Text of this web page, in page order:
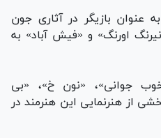
بازیگر در آثاری جون
اورنگ» و «فیش آباد» به
جوانی»، «نون خ»، «بی
از هنرنمایی این هنرمند در